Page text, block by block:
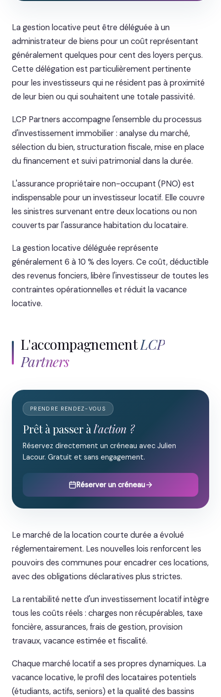
La gestion locative peut être déléguée à un
administrateur de biens pour un coût représentant
généralement quelques pour cent des loyers perçus.
Cette délégation est particulièrement pertinente
pour les investisseurs qui ne résident pas à proximité
de leur bien ou qui souhaitent une totale passivité.
LCP Partners accompagne l'ensemble du processus
d'investissement immobilier : analyse du marché,
sélection du bien, structuration fiscale, mise en place
du financement et suivi patrimonial dans la durée.
L'assurance propriétaire non-occupant (PNO) est
indispensable pour un investisseur locatif. Elle couvre
les sinistres survenant entre deux locations ou non
couverts par l'assurance habitation du locataire.
La gestion locative déléguée représente
généralement 6 à 10 % des loyers. Ce coût, déductible
des revenus fonciers, libère l'investisseur de toutes les
contraintes opérationnelles et réduit la vacance
locative.
L'accompagnementLCP
Partners
PRENDRE RENDEZ-VOUS
Prêt à passer àl'action ?
Réservez directement un créneau avec Julien
Lacour. Gratuit et sans engagement.
Réserver un créneau
Le marché de la location courte durée a évolué
réglementairement. Les nouvelles lois renforcent les
pouvoirs des communes pour encadrer ces locations,
avec des obligations déclaratives plus strictes.
La rentabilité nette d'un investissement locatif intègre
tous les coûts réels : charges non récupérables, taxe
foncière, assurances, frais de gestion, provision
travaux, vacance estimée et fiscalité.
Chaque marché locatif a ses propres dynamiques. La
vacance locative, le profil des locataires potentiels
(étudiants, actifs, seniors) et la qualité des bassins